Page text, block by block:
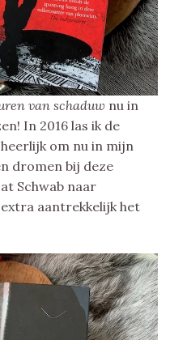
van schaduw nu in
In 2016 las ik de
om nu in mijn
dromen bij deze
Schwab naar
aantrekkelijk het